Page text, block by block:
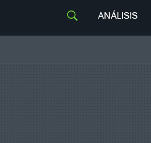
ANÁLISIS